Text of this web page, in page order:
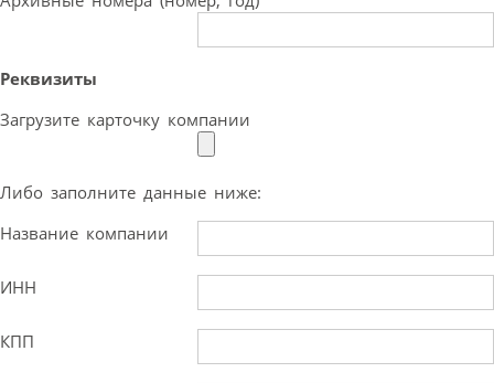
Реквизиты
Загрузите карточку компании
Либо заполните данные ниже:
Название компании
ИНН
КПП